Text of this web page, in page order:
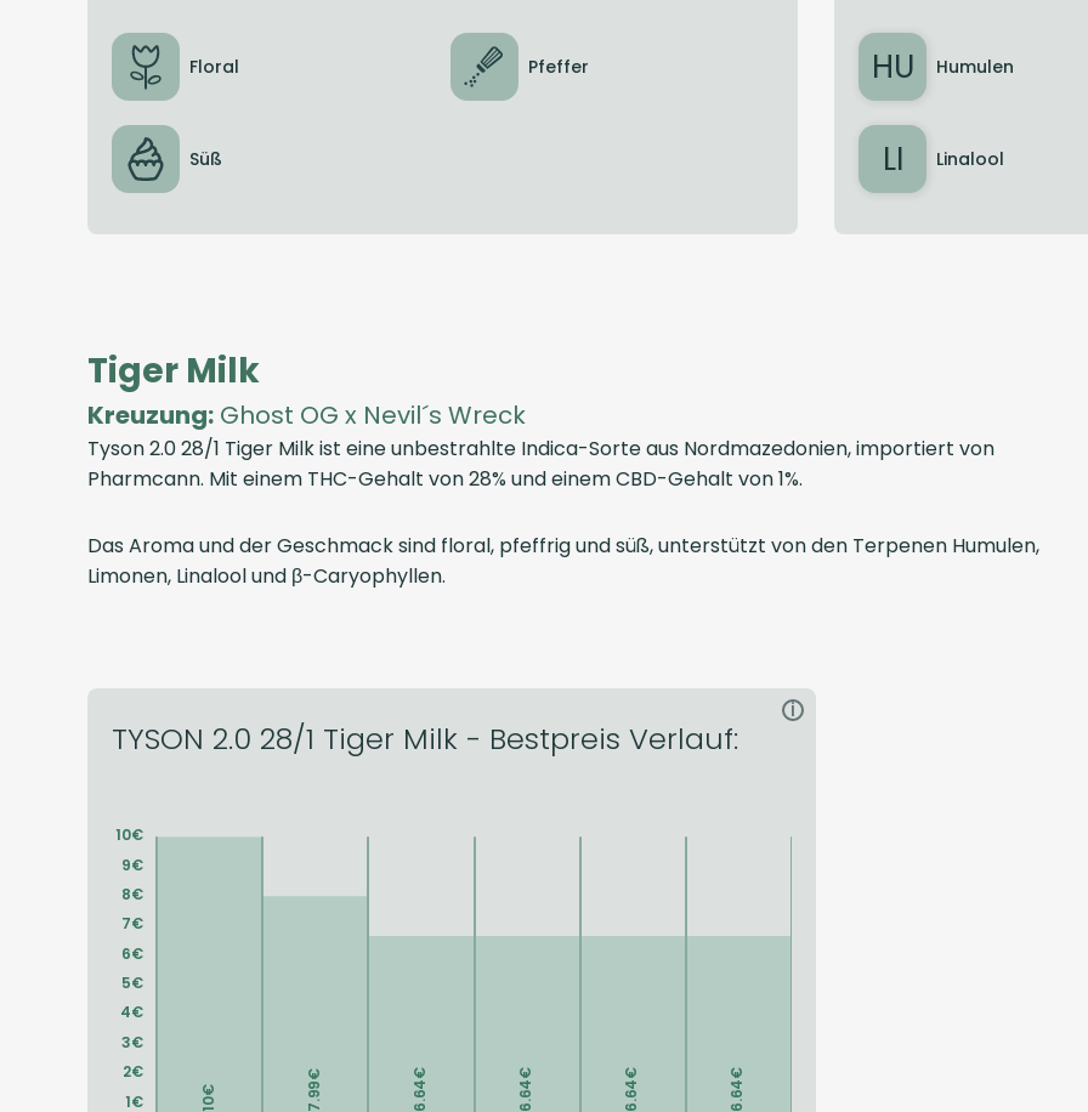
Floral Pfeffer
Süß
HU Humulen
LI Linalool
Tiger Milk
Kreuzung: Ghost OG x Nevil´s Wreck
Tyson 2.0 28/1 Tiger Milk ist eine unbestrahlte Indica-Sorte aus Nordmazedonien, importiert von
Pharmcann. Mit einem THC-Gehalt von 28% und einem CBD-Gehalt von 1%.
Das Aroma und der Geschmack sind floral, pfeffrig und süß, unterstützt von den Terpenen Humulen,
Limonen, Linalool und β-Caryophyllen.
TYSON 2.0 28/1 Tiger Milk - Bestpreis Verlauf:
i